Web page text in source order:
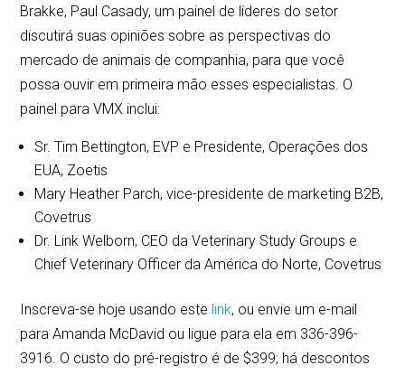
Brakke, Paul Casady, um painel de líderes do setor
discutirá suas opiniões sobre as perspectivas do
mercado de animais de companhia, para que você
possa ouvir em primeira mão esses especialistas. O
painel para VMX inclui:
Sr. Tim Bettington, EVP e Presidente, Operações dos
EUA, Zoetis
Mary Heather Parch, vice-presidente de marketing B2B,
Covetrus
Dr. Link Welborn, CEO da Veterinary Study Groups e
Chief Veterinary Officer da América do Norte, Covetrus
Inscreva-se hoje usando este link, ou envie um e-mail
para Amanda McDavid ou ligue para ela em 336-396-
3916. O custo do pré-registro é de $399; há descontos